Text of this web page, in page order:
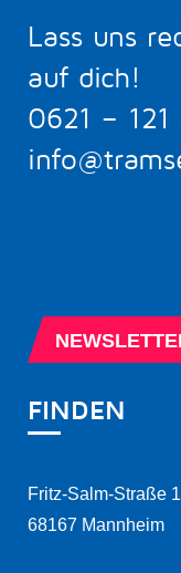
Lass uns
auf dich!
0621 –
FINDEN
Fritz-Salm-Straße
68167 Mannheim